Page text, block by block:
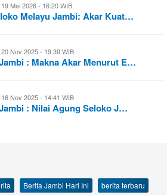
19 Mei 2026 - 16:20 WIB
Melayu Jambi: Akar Kuat…
20 Nov 2025 - 19:39 WIB
: Makna Akar Menurut E…
16 Nov 2025 - 14:41 WIB
: Nilai Agung Seloko J…
Berita Jambi Hari Ini
berita terbaru